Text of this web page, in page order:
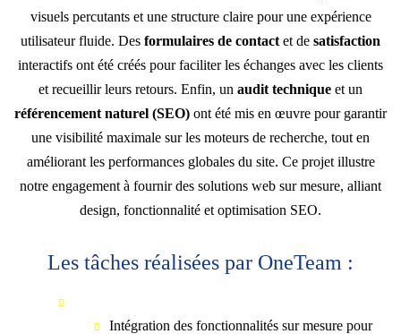
visuels percutants et une structure claire pour une expérience
utilisateur fluide. Des formulaires de contact et de satisfaction
interactifs ont été créés pour faciliter les échanges avec les clients
et recueillir leurs retours. Enfin, un audit technique et un
référencement naturel (SEO) ont été mis en œuvre pour garantir
une visibilité maximale sur les moteurs de recherche, tout en
améliorant les performances globales du site. Ce projet illustre
notre engagement à fournir des solutions web sur mesure, alliant
design, fonctionnalité et optimisation SEO.
Les tâches réalisées par OneTeam :
Intégration des fonctionnalités sur mesure pour